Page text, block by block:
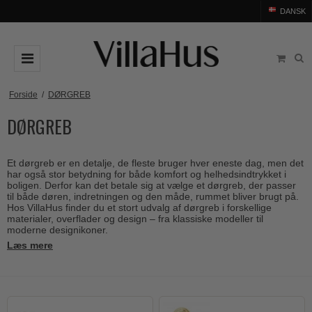
DANSK
DØRGREB
Arne Jacobsen dørgreb
Sorte dørgreb
Stål dørgreb
Træ dørgreb
Bakelit dørgreb
DØRHAMMER
Møbelgreb
Møbelknopper
Skålgreb
Skydedørsskål
BADEVÆRELSE
TILBEHØR
Rosetter
Langskilte
BRANDS
Arne Jacobsen dørgreb
Forside / DØRGREB
DØRGREB
Et dørgreb er en detalje, de fleste bruger hver eneste dag, men det
har også stor betydning for både komfort og helhedsindtrykket i
boligen. Derfor kan det betale sig at vælge et dørgreb, der passer
til både døren, indretningen og den måde, rummet bliver brugt på.
Hos VillaHus finder du et stort udvalg af dørgreb i forskellige
materialer, overflader og design – fra klassiske modeller til
moderne designikoner.
Læs mere